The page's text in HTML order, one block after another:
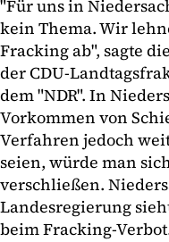
"Für uns in
kein Thema. Wir
Fracking ab", sagte
der CDU-
dem "NDR". In
Vorkommen von
Verfahren jedoch
seien, würde man
verschließen.
Landesregierung
beim Fracking-